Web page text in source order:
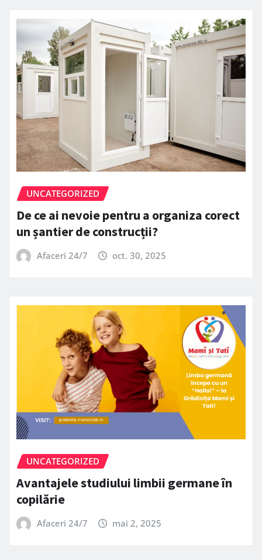
UNCATEGORIZED
De ce ai nevoie pentru a organiza corect
un șantier de construcții?
Afaceri 24/7 oct. 30, 2025
UNCATEGORIZED
Avantajele studiului limbii germane în
copilărie
Afaceri 24/7 mai 2, 2025